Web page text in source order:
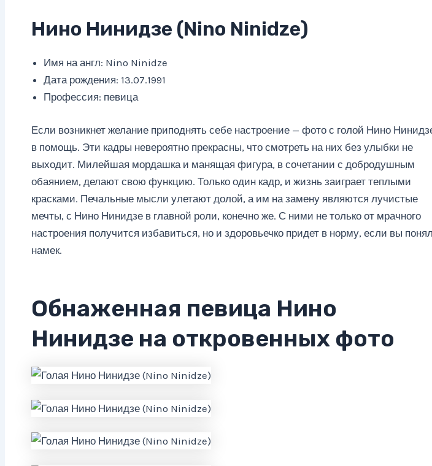
Нино Нинидзе (Nino Ninidze)
Имя на англ: Nino Ninidze
Дата рождения: 13.07.1991
Профессия: певица
Если возникнет желание приподнять себе настроение — фото с голой Нино
в помощь. Эти кадры невероятно прекрасны, что смотреть на них без улыбки не
выходит. Милейшая мордашка и манящая фигура, в сочетании с добродушным
обаянием, делают свою функцию. Только один кадр, и жизнь заиграет теплыми
красками. Печальные мысли улетают долой, а им на замену являются лучистые
мечты, с Нино Нинидзе в главной роли, конечно же. С ними не только от мрачного
настроения получится избавиться, но и здоровьечко придет в норму, если вы
намек.
Обнаженная певица Нино
Нинидзе на откровенных фото